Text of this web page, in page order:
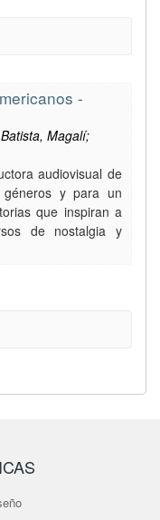
-
Magalí;
audiovisual de
géneros y para un
que inspiran a
de nostalgia y